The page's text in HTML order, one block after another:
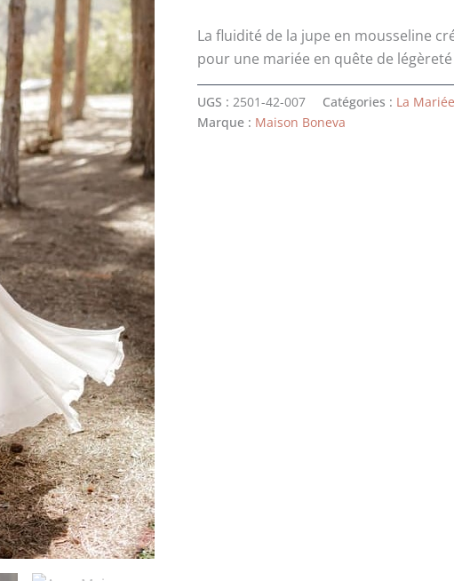
La fluidité de la jupe en mousseline
pour une mariée en quête de
UGS : 2501-42-007 Catégories : La Mariée
Marque : Maison Boneva